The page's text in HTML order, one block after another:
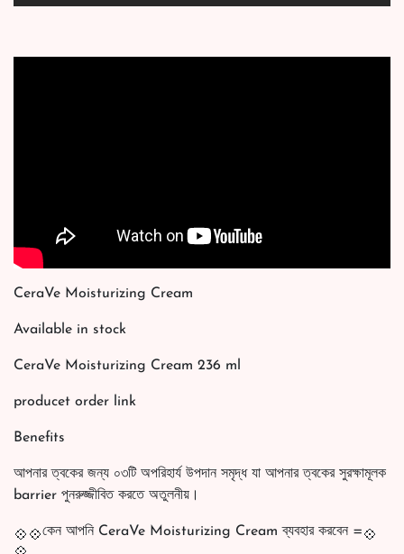
CeraVe Moisturizing Cream
Available in stock
CeraVe Moisturizing Cream 236 ml
producet order link
Benefits
আপনার ত্বকের জন্য ০৩টি অপরিহার্য উপদান সমৃদ্ধ যা আপনার ত্বকের সুরক্ষামূলক
barrier পুনরুজ্জীবিত করতে অতুলনীয়।
কেন আপনি CeraVe Moisturizing Cream ব্যবহার করবেন =